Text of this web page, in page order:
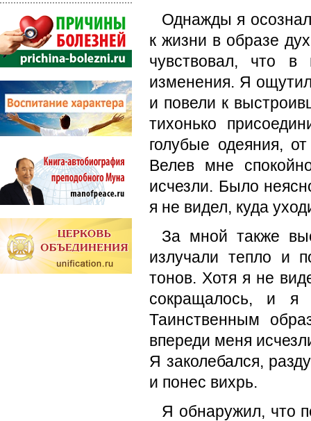
Однажды я
к жизни в образе
чувствовал, что в
изменения. Я
и повели к
тихонько
голубые одеяния,
Велев мне
исчезли. Было
я не видел, куда
За мной также
излучали тепло и
тонов. Хотя я не
сокращалось, и я
Таинственным
впереди меня
Я заколебался,
и понес вихрь.
Я обнаружил, что